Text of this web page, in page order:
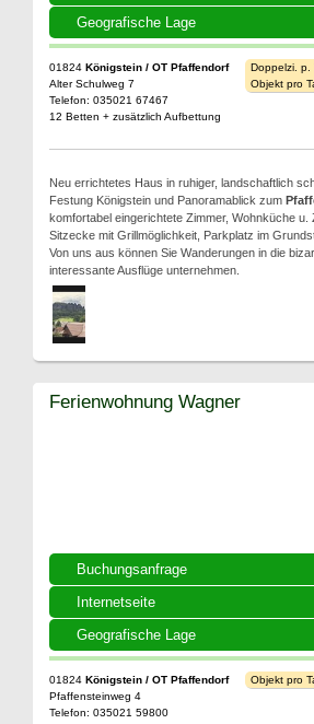
Geografische Lage
01824 Königstein / OT Pfaffendorf
Alter Schulweg 7
Telefon: 035021 67467
12 Betten + zusätzlich Aufbettung
Doppelzi. p.
Objekt pro
Neu errichtetes Haus in ruhiger, landschaftlich
Festung Königstein und Panoramablick zum
komfortabel eingerichtete Zimmer, Wohnküche u.
Sitzecke mit Grillmöglichkeit, Parkplatz im
Von uns aus können Sie Wanderungen in die
interessante Ausflüge unternehmen.
Buchungsanfrage
Internetseite
Geografische Lage
Ferienwohnung Wagner
01824 Königstein / OT Pfaffendorf
Pfaffensteinweg 4
Telefon: 035021 59800
Objekt pro